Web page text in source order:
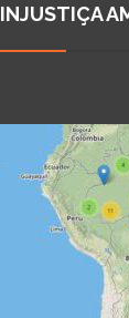
INJUSTIÇA